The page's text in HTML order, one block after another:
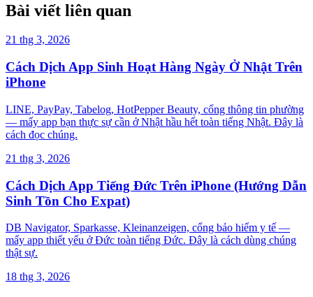
Bài viết liên quan
21 thg 3, 2026
Cách Dịch App Sinh Hoạt Hàng Ngày Ở Nhật Trên
iPhone
LINE, PayPay, Tabelog, HotPepper Beauty, cổng thông tin phường
— mấy app bạn thực sự cần ở Nhật hầu hết toàn tiếng Nhật. Đây là
cách đọc chúng.
21 thg 3, 2026
Cách Dịch App Tiếng Đức Trên iPhone (Hướng Dẫn
Sinh Tồn Cho Expat)
DB Navigator, Sparkasse, Kleinanzeigen, cổng bảo hiểm y tế —
mấy app thiết yếu ở Đức toàn tiếng Đức. Đây là cách dùng chúng
thật sự.
18 thg 3, 2026